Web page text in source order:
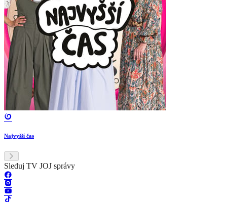
Najvyšší čas
Sleduj TV JOJ správy